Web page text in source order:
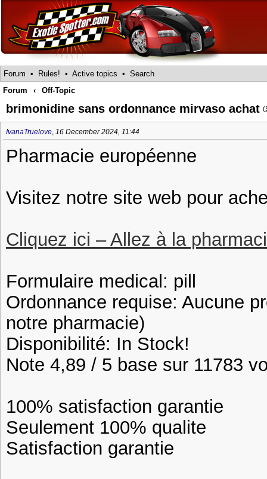
Forum • Rules! • Active topics • Search
Forum
‹ Off-Topic
brimonidine sans ordonnance mirvaso achat (
IvanaTruelove, 16 December 2024, 11:44
Pharmacie européenne
Visitez notre site web pour
Cliquez ici – Allez à la
Formulaire medical: pill
Ordonnance requise: Aucune
notre pharmacie)
Disponibilité: In Stock!
Note 4,89 / 5 base sur 11783
100% satisfaction garantie
Seulement 100% qualite
Satisfaction garantie